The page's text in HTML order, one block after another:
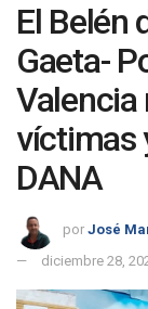
El Belén
Gaeta-
Valencia
víctimas
DANA
por José
diciembre 28,